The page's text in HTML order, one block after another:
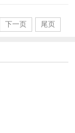
下一页 尾页